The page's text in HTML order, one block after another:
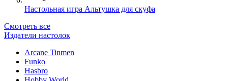
Настольная игра Альтушка для скуфа
Смотреть все
Издатели настолок
Arcane Tinmen
Funko
Hasbro